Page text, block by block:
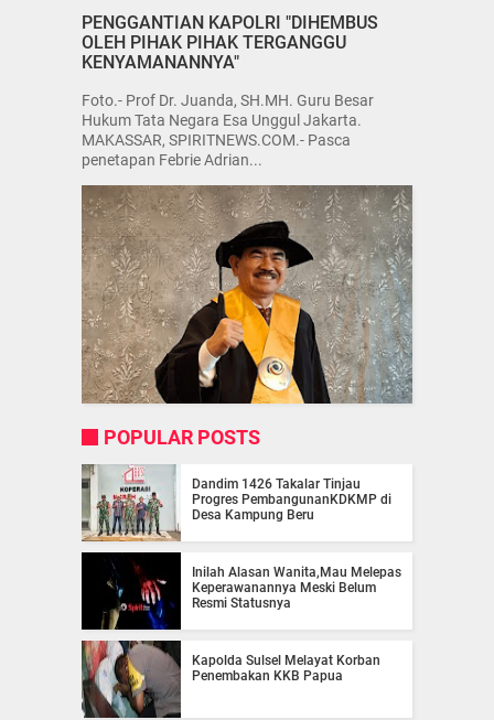
PENGGANTIAN KAPOLRI "DIHEMBUS
OLEH PIHAK PIHAK TERGANGGU
KENYAMANANNYA"
Foto.- Prof Dr. Juanda, SH.MH. Guru Besar
Hukum Tata Negara Esa Unggul Jakarta.
MAKASSAR, SPIRITNEWS.COM.- Pasca
penetapan Febrie Adrian...
POPULAR POSTS
Dandim 1426 Takalar Tinjau
Progres PembangunanKDKMP di
Desa Kampung Beru
Inilah Alasan Wanita,Mau Melepas
Keperawanannya Meski Belum
Resmi Statusnya
Kapolda Sulsel Melayat Korban
Penembakan KKB Papua